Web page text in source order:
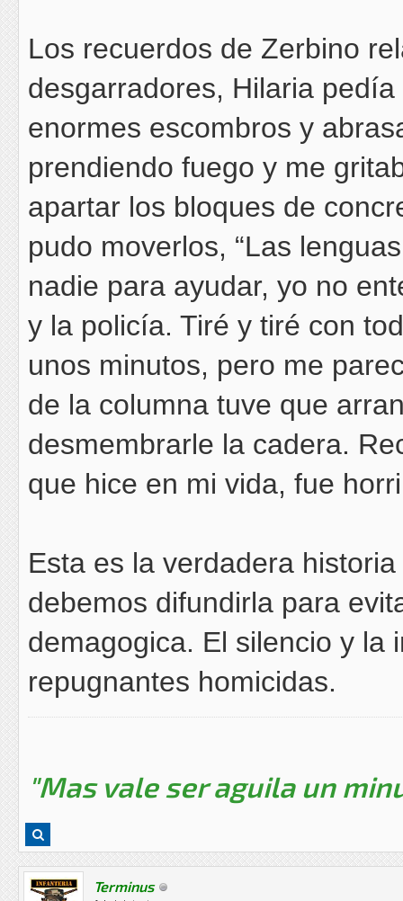
Los recuerdos de Zerbino
desgarradores, Hilaria
enormes escombros y
prendiendo fuego y me
apartar los bloques de
pudo moverlos, “Las
nadie para ayudar, yo no
y la policía. Tiré y tiré con
unos minutos, pero me
de la columna tuve que
desmembrarle la cadera.
que hice en mi vida, fue
Esta es la verdadera
debemos difundirla para
demagogica. El silencio y la
repugnantes homicidas.
"Mas vale ser aguila un
Terminus